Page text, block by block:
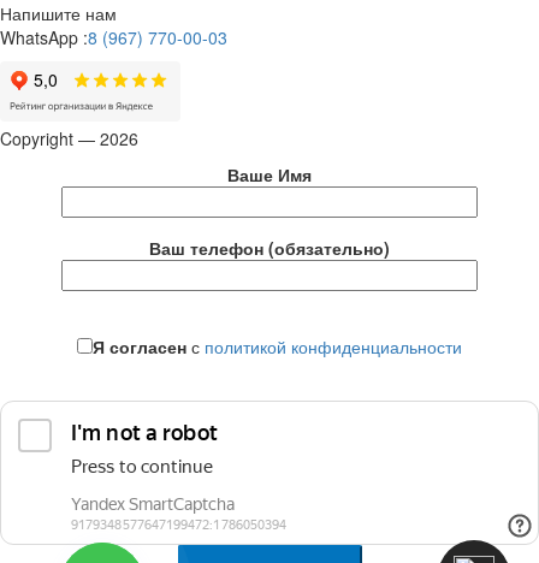
Напишите нам
WhatsApp :8 (967) 770-00-03
Copyright — 2026
Ваше Имя
Ваш телефон (обязательно)
Я согласен с политикой конфиденциальности